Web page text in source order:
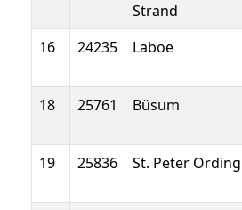
Strand
16
24235 Laboe
18 25761 Büsum
19
25836 St. Peter Ording